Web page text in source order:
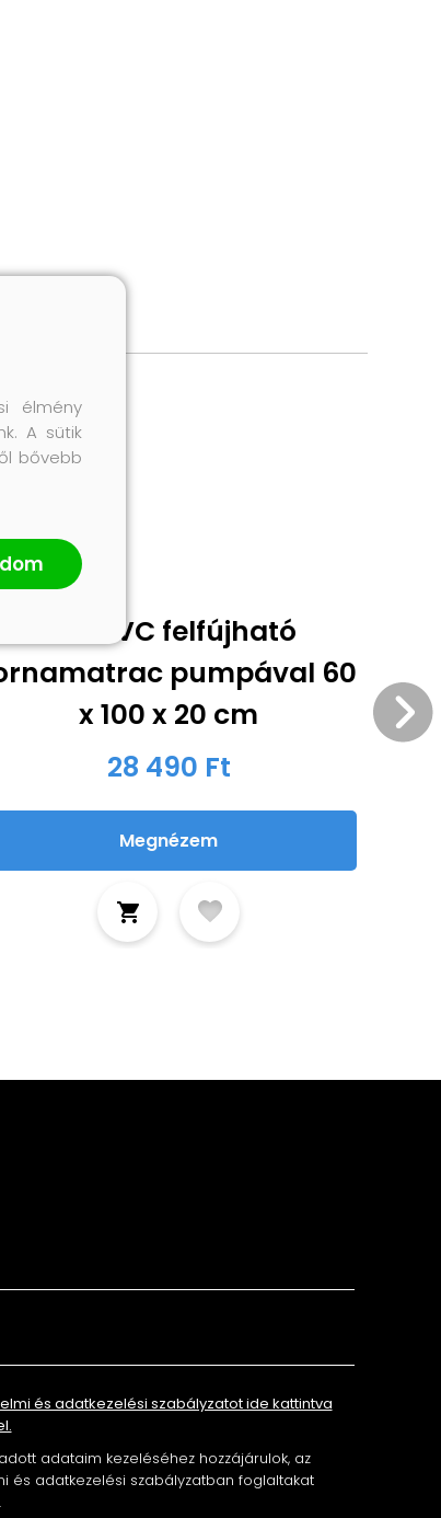
Kék PVC felfújható
pumpával 60
x 100 x 20 cm
28 490 Ft
Megnézem
és adatkezelési szabályzatot ide kattintva
adataim kezeléséhez hozzájárulok, az
adatkezelési szabályzatban foglaltakat
élmény
A sütik
bővebb